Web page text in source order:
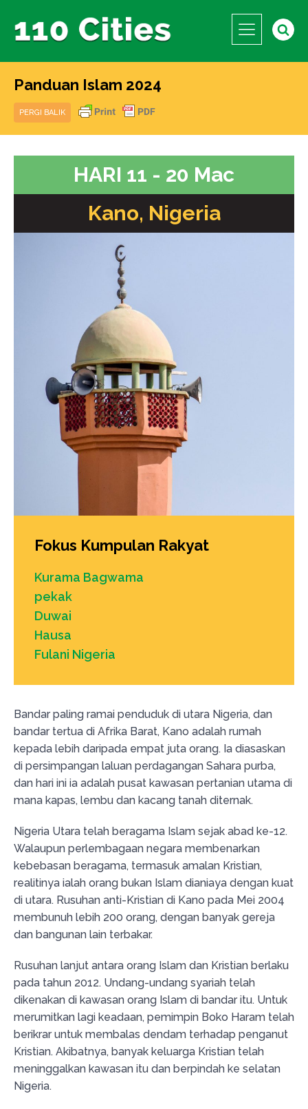
Panduan Islam 2024
PERGI BALIK
HARI 11 - 20 Mac
Kano, Nigeria
Fokus Kumpulan Rakyat
Kurama Bagwama
pekak
Duwai
Hausa
Fulani Nigeria
Bandar paling ramai penduduk di utara Nigeria, dan
bandar tertua di Afrika Barat, Kano adalah rumah
kepada lebih daripada empat juta orang. Ia diasaskan
di persimpangan laluan perdagangan Sahara purba,
dan hari ini ia adalah pusat kawasan pertanian utama di
mana kapas, lembu dan kacang tanah diternak.
Nigeria Utara telah beragama Islam sejak abad ke-12.
Walaupun perlembagaan negara membenarkan
kebebasan beragama, termasuk amalan Kristian,
realitinya ialah orang bukan Islam dianiaya dengan kuat
di utara. Rusuhan anti-Kristian di Kano pada Mei 2004
membunuh lebih 200 orang, dengan banyak gereja
dan bangunan lain terbakar.
Rusuhan lanjut antara orang Islam dan Kristian berlaku
pada tahun 2012. Undang-undang syariah telah
dikenakan di kawasan orang Islam di bandar itu. Untuk
merumitkan lagi keadaan, pemimpin Boko Haram telah
berikrar untuk membalas dendam terhadap penganut
Kristian. Akibatnya, banyak keluarga Kristian telah
meninggalkan kawasan itu dan berpindah ke selatan
Nigeria.